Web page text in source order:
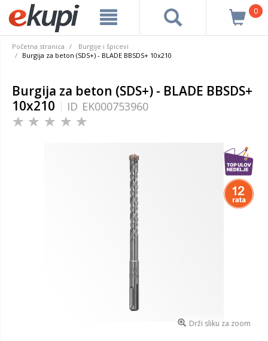
0
Početna stranica
Burgije i špicevi
Burgija za beton (SDS+) - BLADE BBSDS+ 10x210
Burgija za beton (SDS+) - BLADE BBSDS+
10x210
ID EK000753960
Drži sliku za zoom